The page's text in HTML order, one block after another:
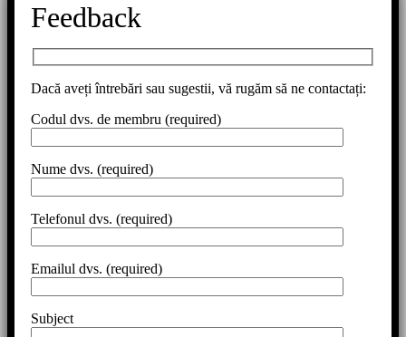
Feedback
Dacă aveți întrebări sau sugestii, vă rugăm să ne contactați:
Codul dvs. de membru (required)
Nume dvs. (required)
Telefonul dvs. (required)
Emailul dvs. (required)
Subject